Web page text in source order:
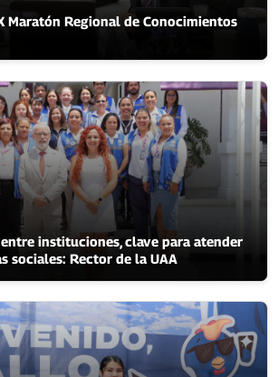
Maratón Regional de Conocimientos
instituciones, clave para atender
sociales: Rector de la UAA